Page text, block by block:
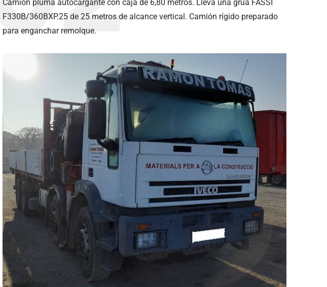
Camión pluma autocargante con caja de 6,80 metros. Lleva una grúa FASSI
F330B/360BXP.25 de 25 metros de alcance vertical. Camión rígido preparado
para enganchar remolque.